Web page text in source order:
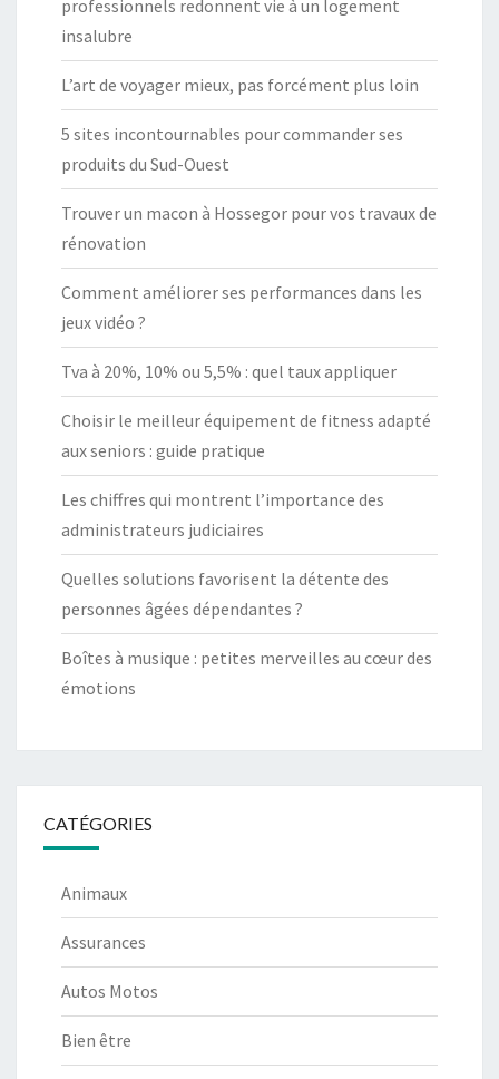
professionnels redonnent vie à un logement
insalubre
L’art de voyager mieux, pas forcément plus loin
5 sites incontournables pour commander ses
produits du Sud-Ouest
Trouver un macon à Hossegor pour vos travaux de
rénovation
Comment améliorer ses performances dans les
jeux vidéo ?
Tva à 20%, 10% ou 5,5% : quel taux appliquer
Choisir le meilleur équipement de fitness adapté
aux seniors : guide pratique
Les chiffres qui montrent l’importance des
administrateurs judiciaires
Quelles solutions favorisent la détente des
personnes âgées dépendantes ?
Boîtes à musique : petites merveilles au cœur des
émotions
CATÉGORIES
Animaux
Assurances
Autos Motos
Bien être